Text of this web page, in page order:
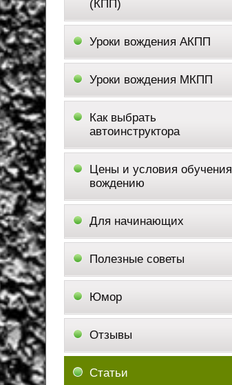
(КПП)
Уроки вождения АКПП
Уроки вождения МКПП
Как выбрать
автоинструктора
Цены и условия обучения
вождению
Для начинающих
Полезные советы
Юмор
Отзывы
Статьи